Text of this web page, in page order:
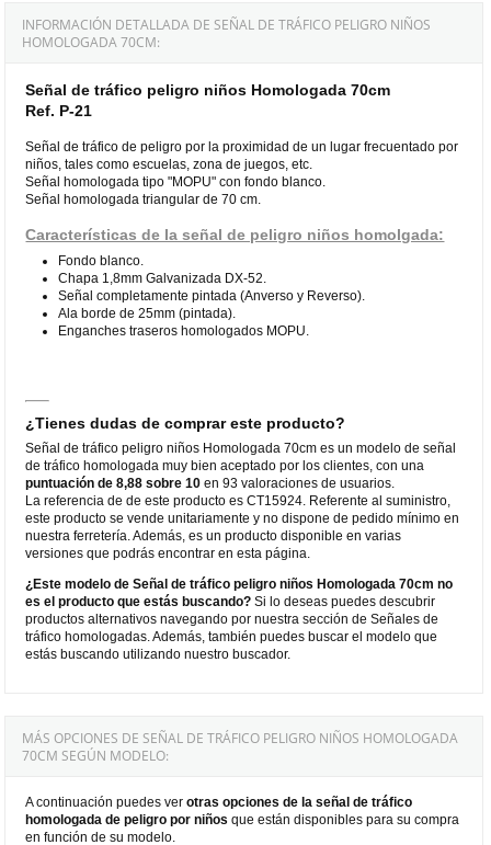
INFORMACIÓN DETALLADA DE SEÑAL DE TRÁFICO PELIGRO NIÑOS
HOMOLOGADA 70CM:
Señal de tráfico peligro niños Homologada 70cm
Ref. P-21
Señal de tráfico de peligro por la proximidad de un lugar frecuentado por
niños, tales como escuelas, zona de juegos, etc.
Señal homologada tipo "MOPU" con fondo blanco.
Señal homologada triangular de 70 cm.
Características de la señal de peligro niños homolgada:
Fondo blanco.
Chapa 1,8mm Galvanizada DX-52.
Señal completamente pintada (Anverso y Reverso).
Ala borde de 25mm (pintada).
Enganches traseros homologados MOPU.
¿Tienes dudas de comprar este producto?
Señal de tráfico peligro niños Homologada 70cm es un modelo de señal
de tráfico homologada muy bien aceptado por los clientes, con una
puntuación de 8,88 sobre 10 en 93 valoraciones de usuarios.
La referencia de de este producto es CT15924. Referente al suministro,
este producto se vende unitariamente y no dispone de pedido mínimo en
nuestra ferretería. Además, es un producto disponible en varias
versiones que podrás encontrar en esta página.
¿Este modelo de Señal de tráfico peligro niños Homologada 70cm no
es el producto que estás buscando? Si lo deseas puedes descubrir
productos alternativos navegando por nuestra sección de Señales de
tráfico homologadas. Además, también puedes buscar el modelo que
estás buscando utilizando nuestro buscador.
MÁS OPCIONES DE SEÑAL DE TRÁFICO PELIGRO NIÑOS HOMOLOGADA
70CM SEGÚN MODELO:
A continuación puedes verotras opciones de la señal de tráfico
homologada de peligro porniños que están disponibles para su compra
en función de su modelo.